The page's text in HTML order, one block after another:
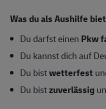
Was du als Aushilfe
Du darfst einen Pkw
Du kannst dich auf
Du bistwetterfest
Du bistzuverlässig